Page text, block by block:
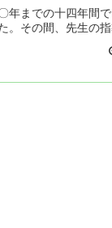
年までの十四年間
。その間、先生の